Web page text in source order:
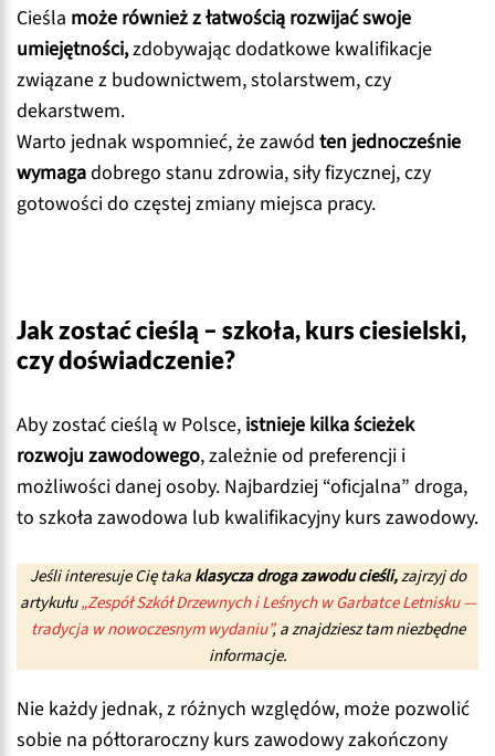
Cieśla może również z łatwością rozwijać swoje
umiejętności,zdobywając dodatkowe kwalifikacje
związane z budownictwem, stolarstwem, czy
dekarstwem.
Warto jednak wspomnieć, że zawód ten jednocześnie
wymagadobrego stanu zdrowia, siły fizycznej, czy
gotowości do częstej zmiany miejsca pracy.
Jak zostać cieślą – szkoła, kurs ciesielski,
czy doświadczenie?
Aby zostać cieślą w Polsce, istnieje kilka ścieżek
rozwoju zawodowego, zależnie od preferencji i
możliwości danej osoby. Najbardziej “oficjalna” droga,
to szkoła zawodowa lub kwalifikacyjny kurs zawodowy.
Jeśli interesuje Cię takaklasycza droga zawodu cieśli,zajrzyj do
artykułu„Zespół Szkół Drzewnych i Leśnych w Garbatce Letnisku —
tradycja w nowoczesnym wydaniu”, a znajdziesz tam niezbędne
informacje.
Nie każdy jednak, z różnych względów, może pozwolić
sobie na półtoraroczny kurs zawodowy zakończony